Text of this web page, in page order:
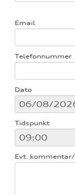
Email
Telefonnummer
Dato
Tidspunkt
Evt.